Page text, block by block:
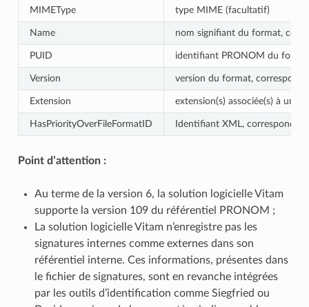
MIMEType type MIME (facultatif)
Name nom signifiant du format,
PUID identifiant PRONOM du
Version version du format,
Extension extension(s) associée(s) à un
HasPriorityOverFileFormatID Identifiant XML,
Point d’attention :
Au terme de la version 6, la solution logicielle Vitam
supporte la version 109 du référentiel PRONOM ;
La solution logicielle Vitam n’enregistre pas les
signatures internes comme externes dans son
référentiel interne. Ces informations, présentes dans
le fichier de signatures, sont en revanche intégrées
par les outils d’identification comme Siegfried ou